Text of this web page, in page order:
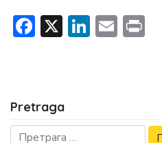
Facebook
X LinkedIn
Email
Pretraga